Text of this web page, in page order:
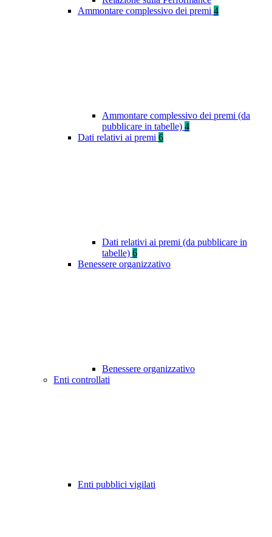
Ammontare complessivo dei premi 4
Ammontare complessivo dei premi (da
pubblicare in tabelle) 4
Dati relativi ai premi 6
Dati relativi ai premi (da pubblicare in
tabelle) 6
Benessere organizzativo
Benessere organizzativo
Enti controllati
Enti pubblici vigilati